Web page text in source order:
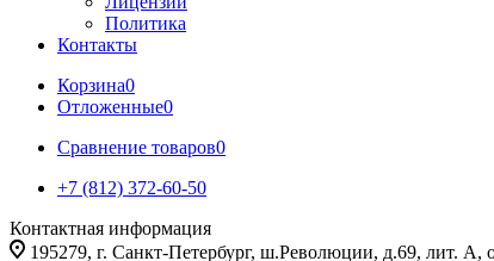
Политика
Контакты
Корзина0
Отложенные0
Сравнение товаров0
+7 (812) 372-60-50
Контактная информация
195279, г. Санкт-Петербург, ш.Революции, д.69, лит. А,